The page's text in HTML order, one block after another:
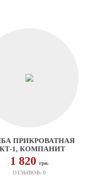
ПРИКРОВАТНАЯ
1, КОМПАНИТ
1 820 грн.
ОТЗЫВОВ:0